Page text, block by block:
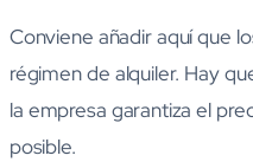
Conviene añadir aquí que
régimen de alquiler. Hay
la empresa garantiza el
posible.